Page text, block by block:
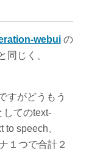
webui の
同じく、
すがどうもう
してのtext-
speech、
１つで合計２